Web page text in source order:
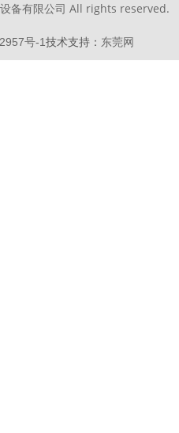
备有限公司 All rights reserved.
号-1技术支持： 东莞网